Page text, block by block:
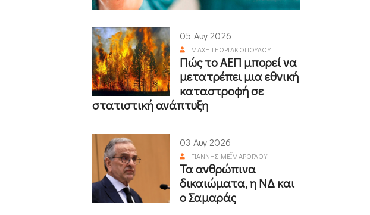
05 Αυγ 2026
ΜΆΧΗ ΓΕΩΡΓΑΚΟΠΟΎΛΟΥ
Πώς το ΑΕΠ μπορεί να
μετατρέπει μια εθνική
καταστροφή σε
στατιστική ανάπτυξη
03 Αυγ 2026
ΓΙΆΝΝΗΣ ΜΕΪΜΆΡΟΓΛΟΥ
Τα ανθρώπινα
δικαιώματα, η ΝΔ και
ο Σαμαράς